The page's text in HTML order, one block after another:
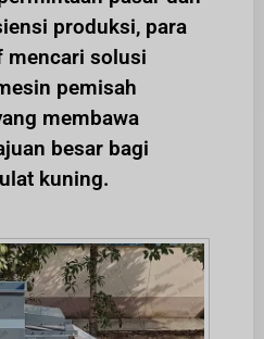
produksi, para
mencari solusi
pemisah
membawa
besar bagi
kuning.